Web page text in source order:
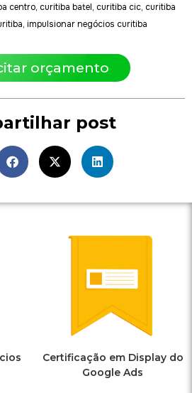
centro, curitiba batel, curitiba cic, curitiba
impulsionar negócios curitiba
orçamento
post
Certificação em Display do
Google Ads